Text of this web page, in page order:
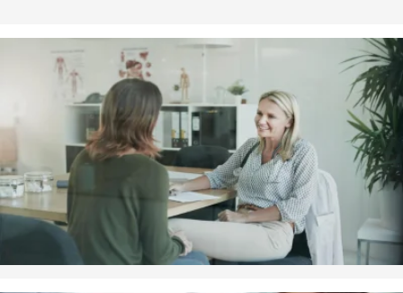
Afhængighedsskabende medicin
Afhængighedsskabende medicin fornyes kun ved fysisk
konsultation.
Seafhængighedsskabende medicinfor mere
information.